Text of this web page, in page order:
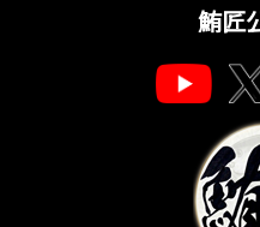
鮪匠